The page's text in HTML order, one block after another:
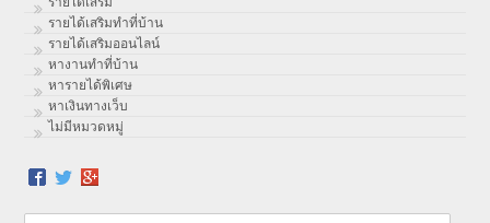
รายได้เสริมทำที่บ้าน
รายได้เสริมออนไลน์
หางานทำที่บ้าน
หารายได้พิเศษ
หาเงินทางเว็บ
ไม่มีหมวดหมู่